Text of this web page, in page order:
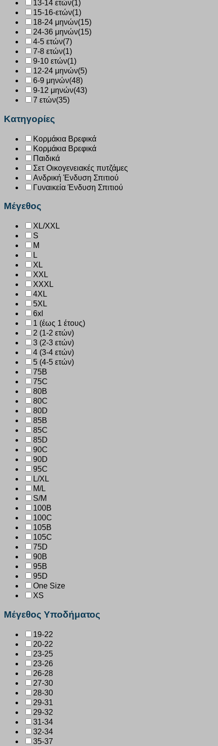
13-14 ετών(1)
15-16-ετών(1)
18-24 μηνών(15)
24-36 μηνών(15)
4-5 ετών(7)
7-8 ετών(1)
9-10 ετών(1)
12-24 μηνών(5)
6-9 μηνών(48)
9-12 μηνών(43)
7 ετών(35)
Κατηγορίες
Κορμάκια Βρεφικά
Κορμάκια Βρεφικά
Παιδικά
Σετ Οικογενειακές πυτζάμες
Ανδρική Ένδυση Σπιτιού
Γυναικεία Ένδυση Σπιτιού
Μέγεθος
XL/XXL
S
M
L
XL
XXL
XXXL
4XL
5XL
6xl
1 (έως 1 έτους)
2 (1-2 ετών)
3 (2-3 ετών)
4 (3-4 ετών)
5 (4-5 ετών)
75B
75C
80B
80C
80D
85B
85C
85D
90C
90D
95C
L/XL
M/L
S/M
100B
100C
105B
105C
75D
90B
95B
95D
One Size
XS
Μέγεθος Υποδήματος
19-22
20-22
23-25
23-26
26-28
27-30
28-30
29-31
29-32
31-34
32-34
35-37